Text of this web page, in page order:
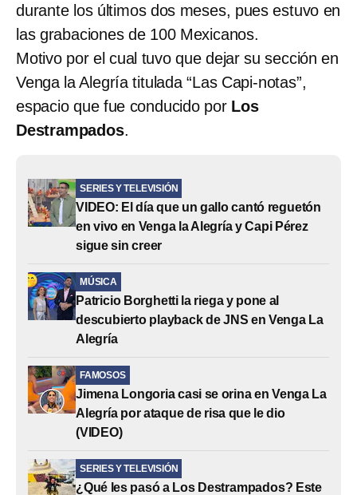
durante los últimos dos meses, pues estuvo en
las grabaciones de 100 Mexicanos.
Motivo por el cual tuvo que dejar su sección en
Venga la Alegría titulada “Las Capi-notas”,
espacio que fue conducido por Los
Destrampados.
SERIES Y TELEVISIÓN
VIDEO: El día que un gallo cantó reguetón
en vivo en Venga la Alegría y Capi Pérez
sigue sin creer
MÚSICA
Patricio Borghetti la riega y pone al
descubierto playback de JNS en Venga La
Alegría
FAMOSOS
Jimena Longoria casi se orina en Venga La
Alegría por ataque de risa que le dio
(VIDEO)
SERIES Y TELEVISIÓN
¿Qué les pasó a Los Destrampados? Este